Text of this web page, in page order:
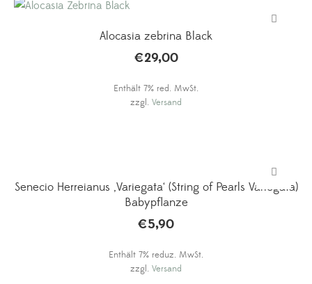
Alocasia zebrina Black
€29,00
Enthält 7% red. MwSt.
zzgl. Versand
Senecio Herreianus ‚Variegata‘ (String of Pearls Variegata)
Babypflanze
€5,90
Enthält 7% reduz. MwSt.
zzgl. Versand